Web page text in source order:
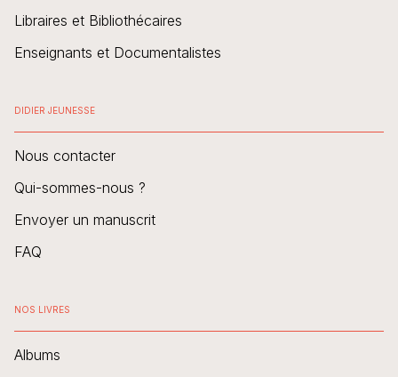
Libraires et Bibliothécaires
Enseignants et Documentalistes
DIDIER JEUNESSE
Nous contacter
Qui-sommes-nous ?
Envoyer un manuscrit
FAQ
NOS LIVRES
Albums